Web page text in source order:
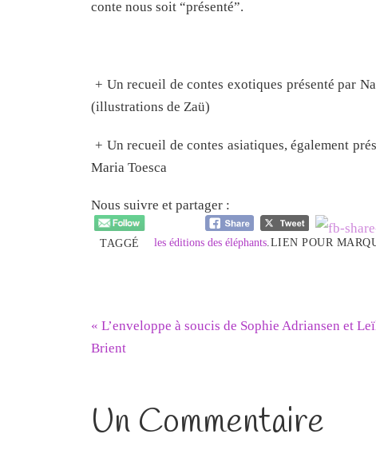
conte nous soit “présenté”.
+ Un recueil de contes exotiques présenté par
(illustrations de Zaü)
+ Un recueil de contes asiatiques, également
Maria Toesca
Nous suivre et partager :
TAGGÉ les éditions des éléphants. LIEN POUR
« L’enveloppe à soucis de Sophie Adriansen et
Brient
Un Commentaire